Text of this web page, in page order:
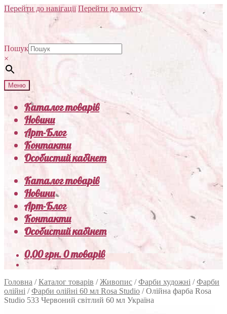
Перейти до навігації Перейти до вмісту
Пошук
×
Меню
Каталог товарів
Новини
Арт-Блог
Контакти
Особистий кабінет
Каталог товарів
Новини
Арт-Блог
Контакти
Особистий кабінет
0,00грн.0 товарів
Головна /Каталог товарів /Живопис /Фарби художні /Фарби
олійні /Фарби олійні 60 мл Rosa Studio /Олійна фарба Rosa
Studio 533 Червоний світлий 60 мл Україна